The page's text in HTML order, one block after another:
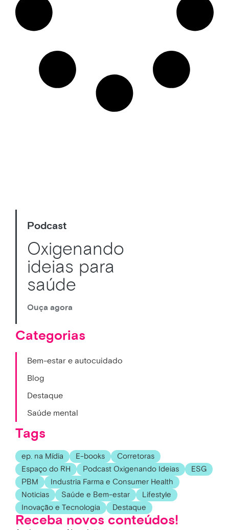
Podcast
Oxigenando
ideias para
saúde
Ouça agora
Categorias
Bem-estar e autocuidado
Blog
Destaque
Saúde mental
Tags
ep. na Mídia E-books
Corretoras
Espaço do RH
Podcast Oxigenando Ideias
ESG
PBM
Industria Farma e Consumer Health
Noticias
Saúde e Bem-estar
Lifestyle
Inovação e Tecnologia
Destaque
Receba novos conteúdos!